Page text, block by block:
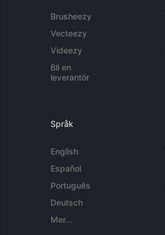
Brusheezy
Vecteezy
Videezy
Bli en
leverantör
Språk
English
Español
Português
Deutsch
Mer...